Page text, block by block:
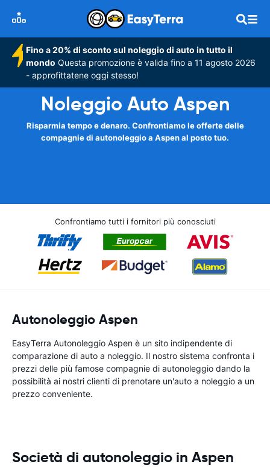
Fino a 20% di sconto sul noleggio di auto in tutto il
mondo Questa promozione è valida fino a 11 agosto 2026
- approfittatene oggi stesso!
Noleggio Auto Aspen
Risparmia tempo e denaro. Confrontiamo le offerte delle
compagnie di autonoleggio a Aspen al posto tuo.
Confrontiamo tutti i fornitori più conosciuti
Autonoleggio Aspen
EasyTerra Autonoleggio Aspen è un sito indipendente di
comparazione di auto a noleggio. Il nostro sistema confronta i
prezzi delle più famose compagnie di autonoleggio dando la
possibilità ai nostri clienti di prenotare un'auto a noleggio a un
prezzo conveniente.
Società di autonoleggio in Aspen